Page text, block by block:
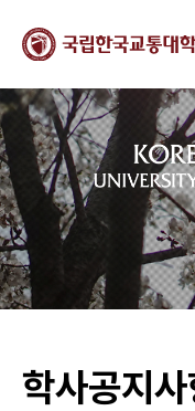
학사공지